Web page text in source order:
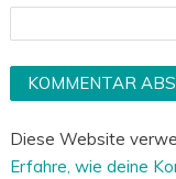
Diese Website
Erfahre, wie deine